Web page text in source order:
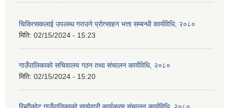
चिकित्सकलाई उपलब्ध गराउने प्रोत्साहन भत्ता सम्बन्धी कार्यविधि, २०८०
मिति: 02/15/2024 - 15:23
गाउँपालिकाको सचिवालय गठन तथा संचालन कार्यविधि, २०८०
मिति: 02/15/2024 - 15:20
रिब्दीकोट गाउँपालिकाको साझेदारी कार्यक्रम संचालन कार्यविधि, २०८०